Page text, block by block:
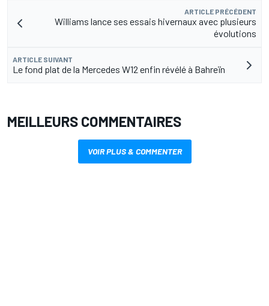
ARTICLE PRÉCÉDENT
Williams lance ses essais hivernaux avec plusieurs
évolutions
ARTICLE SUIVANT
Le fond plat de la Mercedes W12 enfin révélé à Bahreïn
MEILLEURS COMMENTAIRES
VOIR PLUS & COMMENTER